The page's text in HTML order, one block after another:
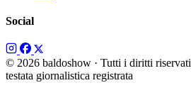
Social
© 2026 baldoshow · Tutti i diritti riservati
testata giornalistica registrata